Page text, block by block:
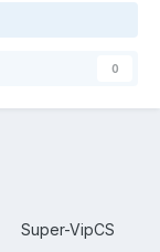
0
Super-VipCS